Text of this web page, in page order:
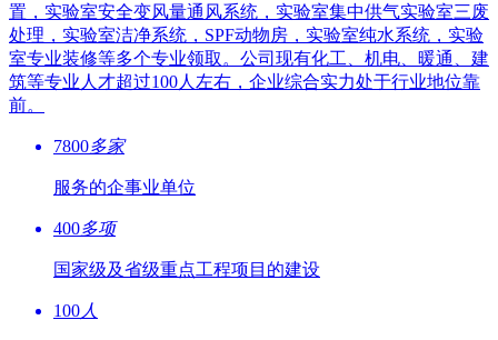
置，实验室安全变风量通风系统，实验室集中供气实验室三废
处理，实验室洁净系统，SPF动物房，实验室纯水系统，实验
室专业装修等多个专业领取。公司现有化工、机电、暖通、建
筑等专业人才超过100人左右，企业综合实力处于行业地位靠
前。
7800多家
服务的企事业单位
400多项
国家级及省级重点工程项目的建设
100 人